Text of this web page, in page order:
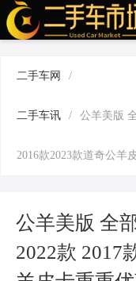
首页
二手车商
二手车网 /
二手车讯 / 公羊美版
2016款2023款道奇公羊
公羊美版 全
2022款 2017